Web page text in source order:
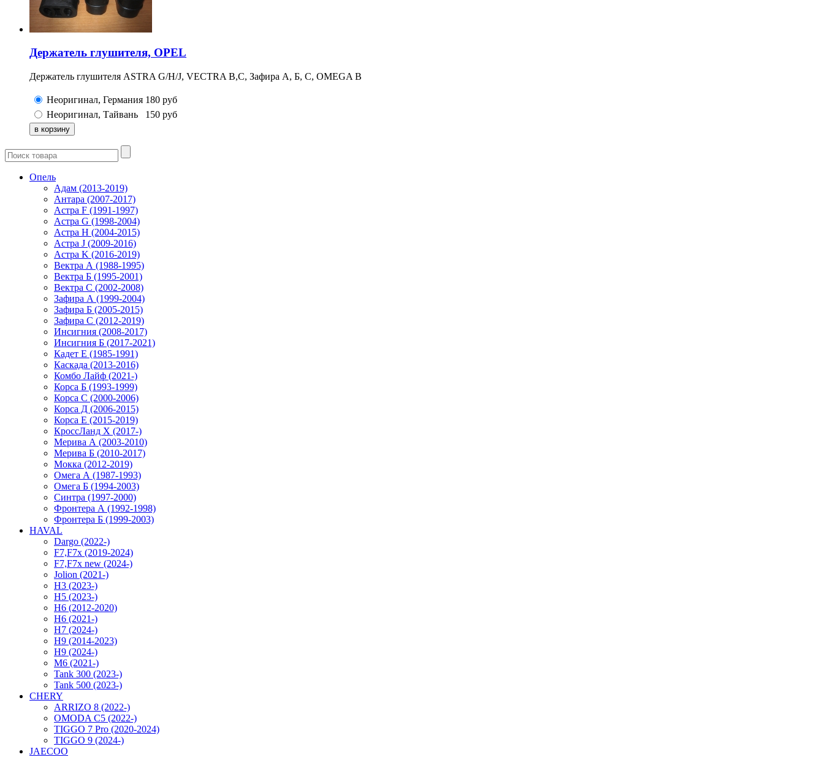
Держатель глушителя, OPEL
Держатель глушителя ASTRA G/H/J, VECTRA B,C, Зафира А, Б, С, OMEGA B
Неоригинал, Германия 180 руб
Неоригинал, Тайвань
150 руб
Опель
Адам (2013-2019)
Антара (2007-2017)
Астра F (1991-1997)
Астра G (1998-2004)
Астра H (2004-2015)
Астра J (2009-2016)
Астра K (2016-2019)
Вектра А (1988-1995)
Вектра Б (1995-2001)
Вектра С (2002-2008)
Зафира А (1999-2004)
Зафира Б (2005-2015)
Зафира С (2012-2019)
Инсигния (2008-2017)
Инсигния Б (2017-2021)
Кадет Е (1985-1991)
Каскада (2013-2016)
Комбо Лайф (2021-)
Корса Б (1993-1999)
Корса С (2000-2006)
Корса Д (2006-2015)
Корса E (2015-2019)
КроссЛанд X (2017-)
Мерива А (2003-2010)
Мерива Б (2010-2017)
Мокка (2012-2019)
Омега А (1987-1993)
Омега Б (1994-2003)
Синтра (1997-2000)
Фронтера А (1992-1998)
Фронтера Б (1999-2003)
HAVAL
Dargo (2022-)
F7,F7x (2019-2024)
F7,F7x new (2024-)
Jolion (2021-)
H3 (2023-)
H5 (2023-)
H6 (2012-2020)
H6 (2021-)
H7 (2024-)
H9 (2014-2023)
H9 (2024-)
M6 (2021-)
Tank 300 (2023-)
Tank 500 (2023-)
CHERY
ARRIZO 8 (2022-)
OMODA C5 (2022-)
TIGGO 7 Pro (2020-2024)
TIGGO 9 (2024-)
JAECOO